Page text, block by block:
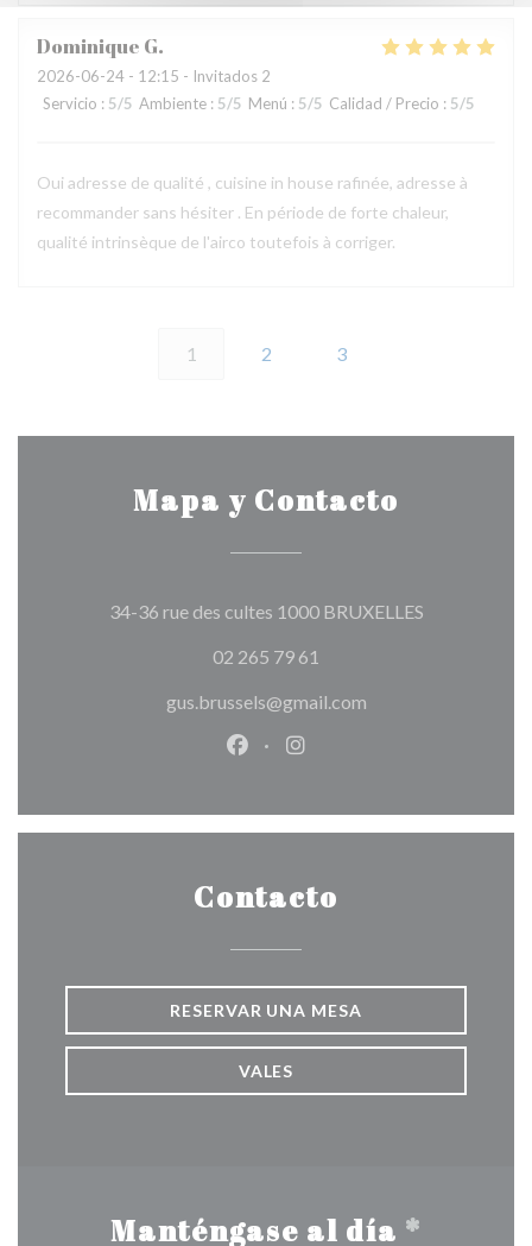
Dominique G
2026-06-24 - 12:15 - Invitados 2
Servicio : 5/5 Ambiente : 5/5 Menú : 5/5 Calidad / Precio : 5/5
Oui adresse de qualité , cuisine in house rafinée, adresse à
recommander sans hésiter . En période de forte chaleur,
qualité intrinsèque de l'airco toutefois à corriger.
1 2 3
Mapa y Contacto
34-36 rue des cultes 1000 BRUXELLES((abre en
02 265 79 61
gus.brussels@gmail.com
Facebook ((abre en una nueva
Instagram ((abre en una
Contacto
RESERVAR UNA MESA
VALES
Manténgase al día *